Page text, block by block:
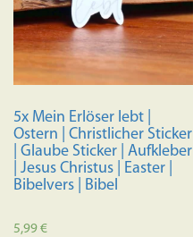
5x Mein Erlöser lebt |
Ostern | Christlicher Sticker
| Glaube Sticker | Aufkleber
| Jesus Christus | Easter |
Bibelvers | Bibel
5,99€